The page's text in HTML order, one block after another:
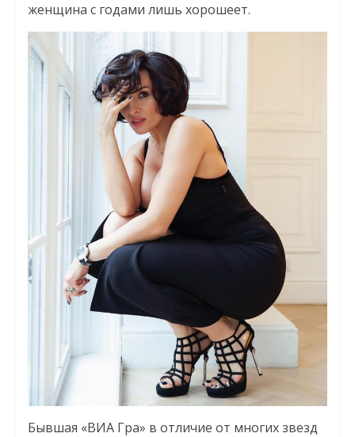
женщина с годами лишь хорошеет.
Бывшая «ВИА Гра» в отличие от многих звезд